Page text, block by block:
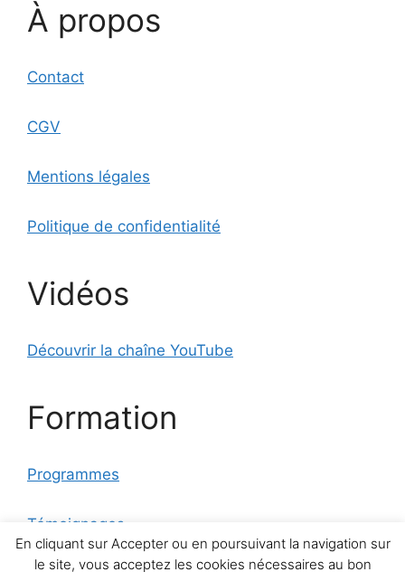
À propos
Contact
CGV
Mentions légales
Politique de confidentialité
Vidéos
Découvrir la chaîne YouTube
Formation
Programmes
Témoignages
En cliquant sur Accepter ou en poursuivant la navigation sur
le site, vous acceptez les cookies nécessaires au bon